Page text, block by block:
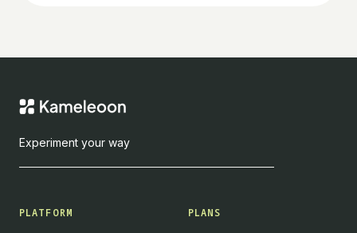
Experiment your way
PLATFORM PLANS